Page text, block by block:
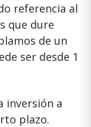
referencia al
que dure
de un
ser desde 1
inversión a
plazo.